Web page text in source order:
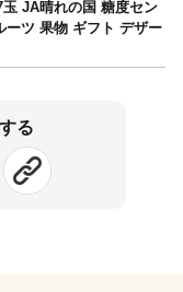
JA晴れの国 糖度セン
ーツ 果物 ギフト デザー
る